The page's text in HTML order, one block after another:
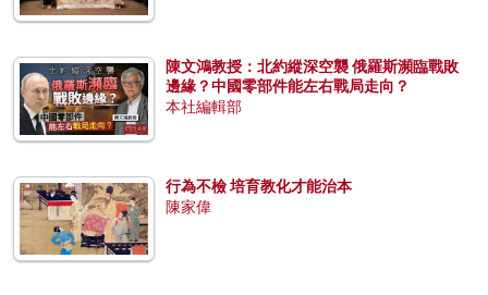
陳文鴻教授：北約縱深空襲 俄羅斯瀕臨戰敗
邊緣？中國零部件能左右戰局走向？
本社編輯部
行為不檢 培育教化才能治本
陳家偉